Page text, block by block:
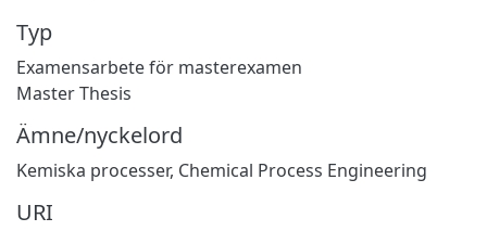
Typ
Examensarbete för masterexamen
Master Thesis
Ämne/nyckelord
Kemiska processer, Chemical Process Engineering
URI